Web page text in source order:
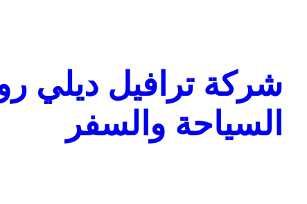
شركة ترافيل ديلي
السياحة والسفر